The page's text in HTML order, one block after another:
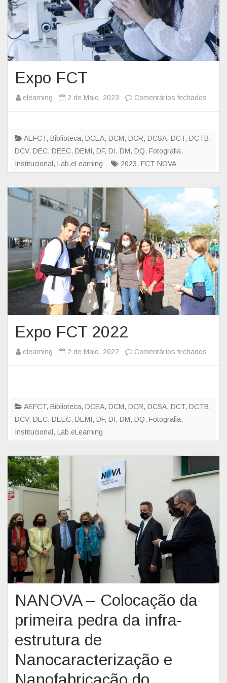
Expo FCT
elearning 2 de Maio, 2023 Comentários fechados
x
F
C
AEFCT, Biblioteca, DCEA, DCM, DCR, DCSA, DCT, DCTB,
DCV, DEC, DEEC, DEMI, DF, DI, DM, DQ, Fotografia,
Institucional , Lab.eLearning 2023, FCT NOVA
Expo FCT 2022
elearning 2 de Maio, 2022 Comentários fechados
p
C
0
AEFCT, Biblioteca, DCEA, DCM, DCR, DCSA, DCT, DCTB,
DCV, DEC, DEEC, DEMI, DF, DI, DM, DQ, Fotografia,
Institucional , Lab.eLearning
NANOVA – Colocação da
primeira pedra da infra-
estrutura de
Nanocaracterização e